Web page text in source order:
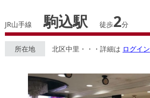
JR山手線 駒込駅 徒歩2分
所在地 北区中里・・・詳細は ログイン